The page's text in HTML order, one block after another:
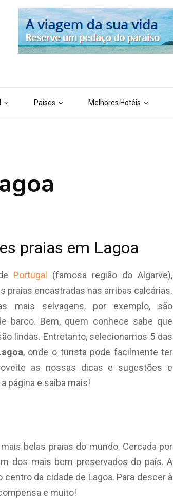
Países Melhores Hotéis
praias em Lagoa
Portugal
(famosa região do Algarve),
praias encastradas nas arribas calcárias.
mais selvagens, por exemplo, são
barco. Bem, quem conhece sabe que
lindas. Entretanto, selecionamos 5 das
, onde o turista pode facilmente ter
as nossas dicas e sugestões e
página e saiba mais!
belas praias do mundo. Cercada por
dos mais bem preservados do país. A
da cidade de Lagoa. Para descer à
e muito!